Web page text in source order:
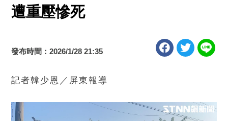
遭重壓慘死
發布時間：2026/1/28 21:35
記者韓少恩／屏東報導